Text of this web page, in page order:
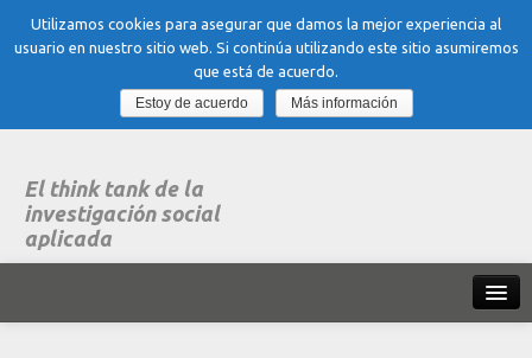
El think tank de la
investigación social
aplicada
Utilizamos cookies para asegurar que damos la mejor experiencia al
usuario en nuestro sitio web. Si continúa utilizando este sitio asumiremos
que está de acuerdo.
Estoy de acuerdo
Más información